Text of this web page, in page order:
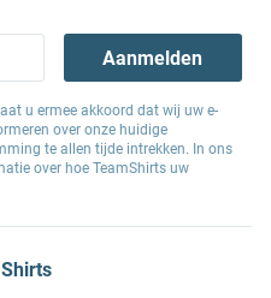
Aanmelden
u ermee akkoord dat wij uw e-
over onze huidige
te allen tijde intrekken. In ons
over hoe TeamShirts uw